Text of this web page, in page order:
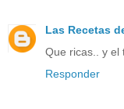
Las Recetas
Que ricas.. y el
Responder